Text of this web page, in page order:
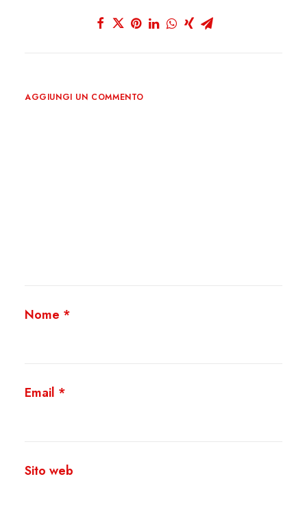
AGGIUNGI UN COMMENTO
Nome *
Email *
Sito web